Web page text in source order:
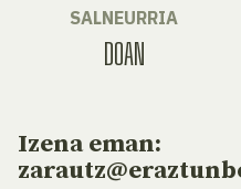
SALNEURRIA
DOAN
Izena eman: